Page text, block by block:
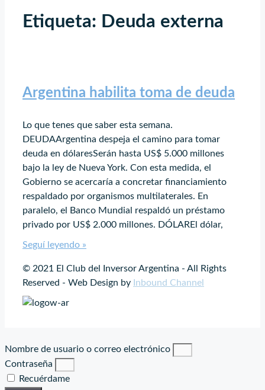
Etiqueta: Deuda externa
Argentina habilita toma de deuda
Lo que tenes que saber esta semana.
DEUDAArgentina despeja el camino para tomar
deuda en dólaresSerán hasta US$ 5.000 millones
bajo la ley de Nueva York. Con esta medida, el
Gobierno se acercaría a concretar financiamiento
respaldado por organismos multilaterales. En
paralelo, el Banco Mundial respaldó un préstamo
privado por US$ 2.000 millones. DÓLAREl dólar,
Seguí leyendo »
© 2021 El Club del Inversor Argentina - All Rights
Reserved - Web Design by Inbound Channel
Nombre de usuario o correo electrónico
Contraseña
Recuérdame